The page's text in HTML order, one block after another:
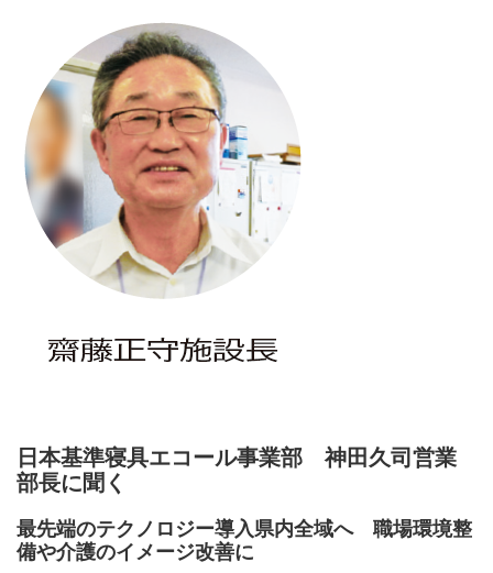
日本基準寝具エコール事業部 神田久司営業
部長に聞く
最先端のテクノロジー導入県内全域へ 職場環境整
備や介護のイメージ改善に